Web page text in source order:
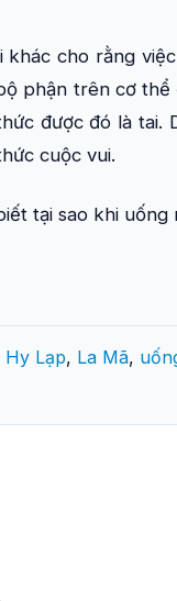
khác cho rằng
phận trên cơ
được đó là tai.
cuộc vui.
tại sao khi
Hy Lạp, La Mã,